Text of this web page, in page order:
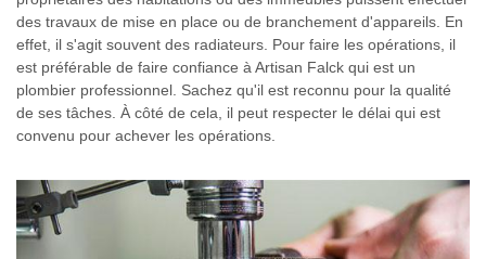
des travaux de mise en place ou de branchement d'appareils. En
effet, il s'agit souvent des radiateurs. Pour faire les opérations, il
est préférable de faire confiance à Artisan Falck qui est un
plombier professionnel. Sachez qu'il est reconnu pour la qualité
de ses tâches. À côté de cela, il peut respecter le délai qui est
convenu pour achever les opérations.